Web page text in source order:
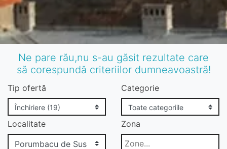
Ne pare rău,nu s-au găsit rezultate care
să corespundă criteriilor dumneavoastră!
Tip ofertă Categorie
Localitate Zona